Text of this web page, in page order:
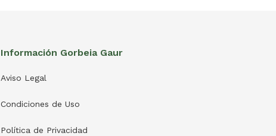
Información Gorbeia Gaur
Aviso Legal
Condiciones de Uso
Política de Privacidad